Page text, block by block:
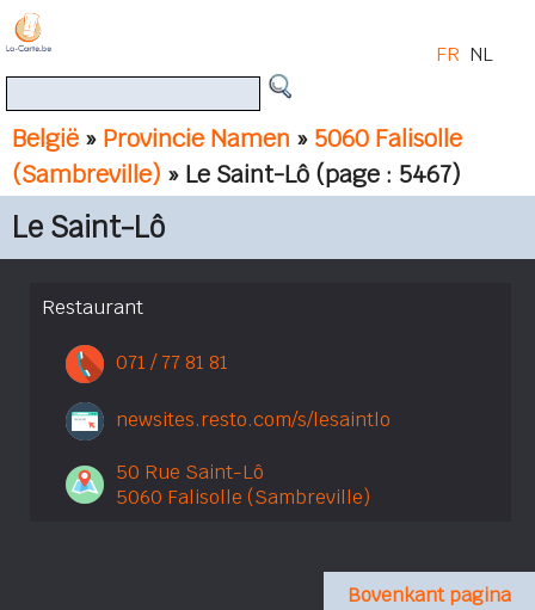
België » Provincie Namen » 5060 Falisolle
(Sambreville) » Le Saint-Lô (page : 5467)
FR NL
Le Saint-Lô
Restaurant
071 / 77 81 81
newsites.resto.com/s/lesaintlo
50 Rue Saint-Lô
5060 Falisolle (Sambreville)
Bovenkant pagina